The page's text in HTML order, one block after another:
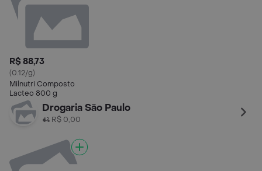
R$ 88,73
(0.12/g)
Milnutri Composto
Lacteo 800 g
Drogaria São Paulo
R$ 0,00